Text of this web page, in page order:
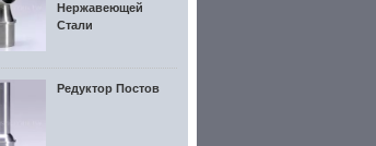
Нержавеющей
Стали
Редуктор Постов